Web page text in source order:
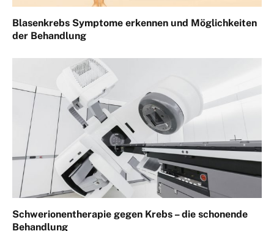
Blasenkrebs Symptome erkennen und Möglichkeiten
der Behandlung
Schwerionentherapie gegen Krebs – die schonende
Behandlung